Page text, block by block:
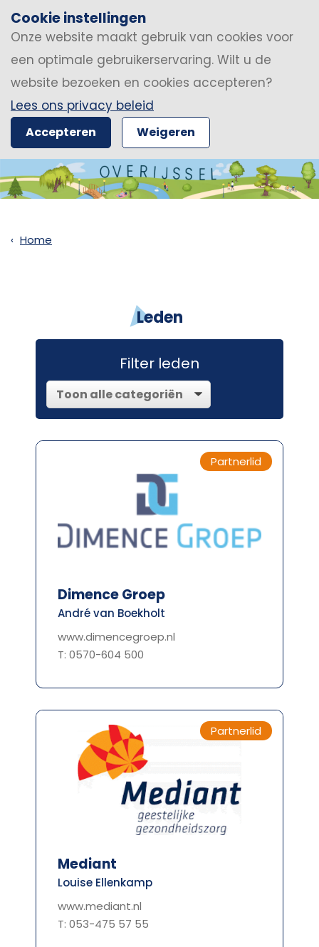
Cookie instellingen
Onze website maakt gebruik van cookies voor
een optimale gebruikerservaring. Wilt u de
website bezoeken en cookies accepteren?
Lees ons privacy beleid
Accepteren Weigeren
Home
Leden
Filter leden
Partnerlid
Dimence Groep
André van Boekholt
www.dimencegroep.nl
T: 0570-604 500
Partnerlid
Mediant
Louise Ellenkamp
www.mediant.nl
T: 053-475 57 55